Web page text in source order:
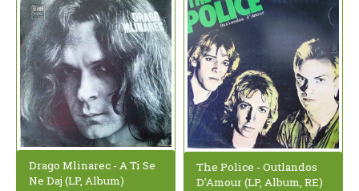
Drago Mlinarec - A Ti Se
Ne Daj (LP, Album)
The Police - Outlandos
D'Amour (LP, Album, RE)